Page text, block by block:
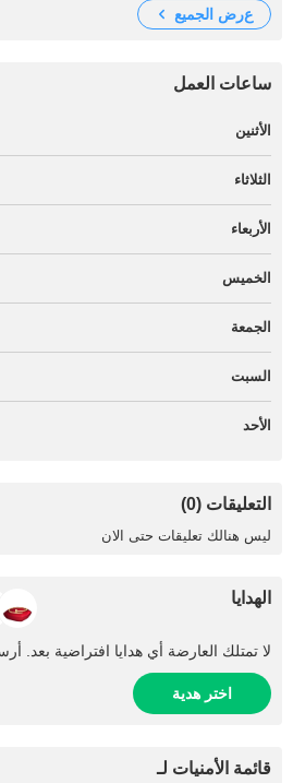
عرض الجميع
ساعات العمل
الأثنين
الثلاثاء
الأربعاء
الخميس
الجمعة
السبت
الأحد
التعليقات (0)
ليس هنالك تعليقات حتى الان
الهدايا
لا تمتلك العارضة أي هدايا افتراضية بعد.
اختر هدية
قائمة الأمنيات لـ